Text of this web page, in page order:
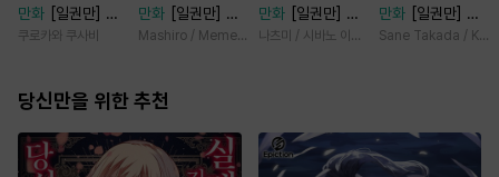
만화
[일권만] 내
게 간섭하지 않겠
바라봅니다 [단행
쿠로카와 쿠사비
만화
[일권만] 실
례지만 약혼자님,
Mashiro / Memeko
만화
[일권만] 모
든 것을 포기한 평
나츠미 / 시바노 이즈미
만화
[일권만] 매
료 마법에 걸린 척
Sane Takada /
당신만을 위한 추천